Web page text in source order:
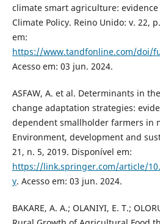
climate smart agriculture:
Climate Policy. Reino Unido: v. 22,
em:
https://www.tandfonline.com/doi/
Acesso em: 03 jun. 2024.
ASFAW, A. et al. Determinants in
change adaptation strategies:
dependent smallholder farmers in
Environment, development and
21, n. 5, 2019. Disponível em:
https://link.springer.com/article/
y. Acesso em: 03 jun. 2024.
BAKARE, A. A.; OLANIYI, E. T.;